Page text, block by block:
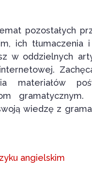
pozostałych
ich tłumaczenia i
w oddzielnych
materiałów
gramatycznym.
wiedzę z
angielskim